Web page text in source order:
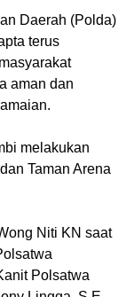
Daerah (Polda)
terus
aman dan
melakukan
Taman Arena
Niti KN saat
Polsatwa